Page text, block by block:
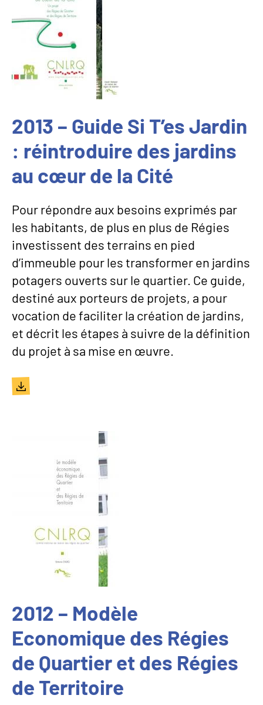
2013 – Guide Si T’es Jardin
: réintroduire des jardins
au cœur de la Cité
Pour répondre aux besoins exprimés par
les habitants, de plus en plus de Régies
investissent des terrains en pied
d’immeuble pour les transformer en jardins
potagers ouverts sur le quartier. Ce guide,
destiné aux porteurs de projets, a pour
vocation de faciliter la création de jardins,
et décrit les étapes à suivre de la définition
du projet à sa mise en œuvre.
Document
2012 – Modèle
Economique des Régies
de Quartier et des Régies
de Territoire